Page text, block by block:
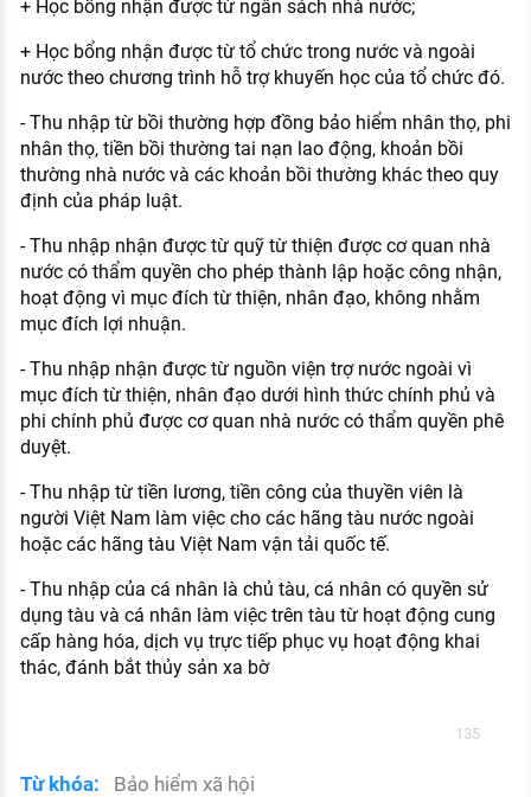
+ Học bổng nhận được từ ngân sách nhà nước;
+ Học bổng nhận được từ tổ chức trong nước và ngoài
nước theo chương trình hỗ trợ khuyến học của tổ chức đó.
- Thu nhập từ bồi thường hợp đồng bảo hiểm nhân thọ, phi
nhân thọ, tiền bồi thường tai nạn lao động, khoản bồi
thường nhà nước và các khoản bồi thường khác theo quy
định của pháp luật.
- Thu nhập nhận được từ quỹ từ thiện được cơ quan nhà
nước có thẩm quyền cho phép thành lập hoặc công nhận,
hoạt động vì mục đích từ thiện, nhân đạo, không nhằm
mục đích lợi nhuận.
- Thu nhập nhận được từ nguồn viện trợ nước ngoài vì
mục đích từ thiện, nhân đạo dưới hình thức chính phủ và
phi chính phủ được cơ quan nhà nước có thẩm quyền phê
duyệt.
- Thu nhập từ tiền lương, tiền công của thuyền viên là
người Việt Nam làm việc cho các hãng tàu nước ngoài
hoặc các hãng tàu Việt Nam vận tải quốc tế.
- Thu nhập của cá nhân là chủ tàu, cá nhân có quyền sử
dụng tàu và cá nhân làm việc trên tàu từ hoạt động cung
cấp hàng hóa, dịch vụ trực tiếp phục vụ hoạt động khai
thác, đánh bắt thủy sản xa bờ
135
Từ khóa: Bảo hiểm xã hội